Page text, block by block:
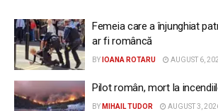
Femeia care a înjunghiat
ar fi româncă
BY IOANA ROTARU AUGUST 6,
Pilot român, mort la
BY MIHAIL TUDOR AUGUST 3,